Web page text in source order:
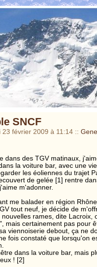
SNCF
23 février 2009 à 11:14 ::
dans des TGV matinaux,
la voiture bar, avec une
les éoliennes du trajet
de gelée [1] rentre
m'adonner.
me balader en région
tout neuf, je décide de
nouvelles rames, dite Lacroix,
mais certainement pas pour
viennoiserie debout, ça ne
fois constaté que lorsqu'on
dans la voiture bar, mais
! [2]